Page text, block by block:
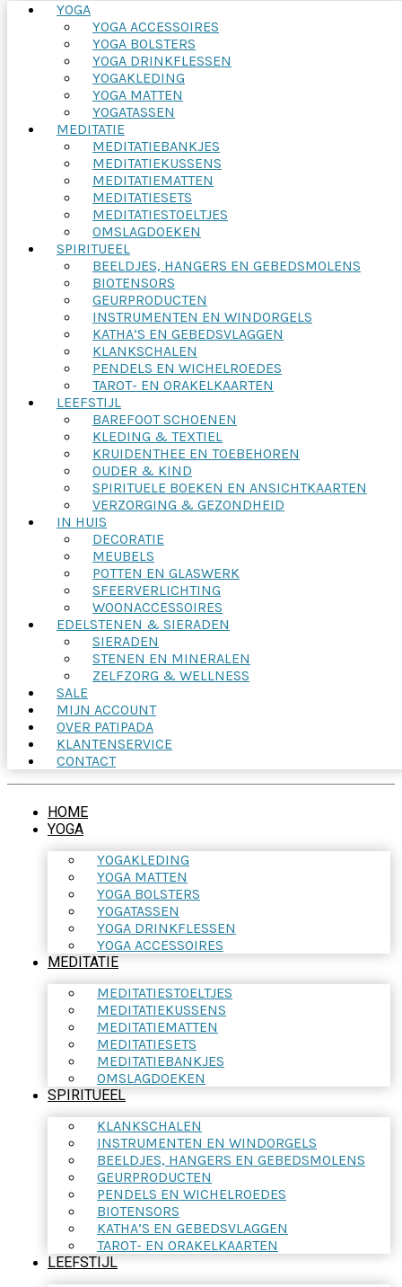
YOGA
YOGA ACCESSOIRES
YOGA BOLSTERS
YOGA DRINKFLESSEN
YOGAKLEDING
YOGA MATTEN
YOGATASSEN
MEDITATIE
MEDITATIEBANKJES
MEDITATIEKUSSENS
MEDITATIEMATTEN
MEDITATIESETS
MEDITATIESTOELTJES
OMSLAGDOEKEN
SPIRITUEEL
BEELDJES, HANGERS EN GEBEDSMOLENS
BIOTENSORS
GEURPRODUCTEN
INSTRUMENTEN EN WINDORGELS
KATHA’S EN GEBEDSVLAGGEN
KLANKSCHALEN
PENDELS EN WICHELROEDES
TAROT- EN ORAKELKAARTEN
LEEFSTIJL
BAREFOOT SCHOENEN
KLEDING & TEXTIEL
KRUIDENTHEE EN TOEBEHOREN
OUDER & KIND
SPIRITUELE BOEKEN EN ANSICHTKAARTEN
VERZORGING & GEZONDHEID
IN HUIS
DECORATIE
MEUBELS
POTTEN EN GLASWERK
SFEERVERLICHTING
WOONACCESSOIRES
EDELSTENEN & SIERADEN
SIERADEN
STENEN EN MINERALEN
ZELFZORG & WELLNESS
SALE
MIJN ACCOUNT
OVER PATIPADA
KLANTENSERVICE
CONTACT
HOME
YOGA
YOGAKLEDING
YOGA MATTEN
YOGA BOLSTERS
YOGATASSEN
YOGA DRINKFLESSEN
YOGA ACCESSOIRES
MEDITATIE
MEDITATIESTOELTJES
MEDITATIEKUSSENS
MEDITATIEMATTEN
MEDITATIESETS
MEDITATIEBANKJES
OMSLAGDOEKEN
SPIRITUEEL
KLANKSCHALEN
INSTRUMENTEN EN WINDORGELS
BEELDJES, HANGERS EN GEBEDSMOLENS
GEURPRODUCTEN
PENDELS EN WICHELROEDES
BIOTENSORS
KATHA’S EN GEBEDSVLAGGEN
TAROT- EN ORAKELKAARTEN
LEEFSTIJL